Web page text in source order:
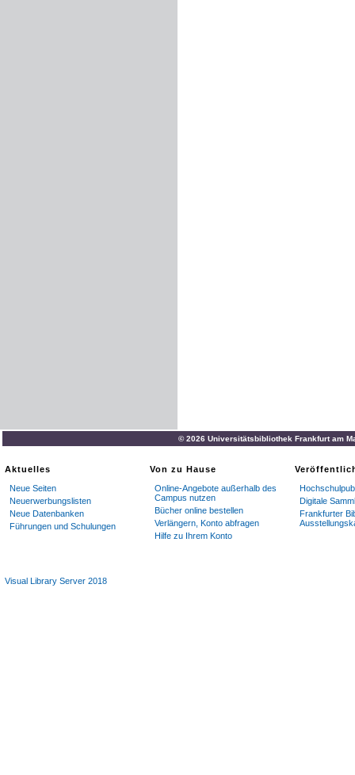
© 2026 Universitätsbibliothek Frankfurt am
Aktuelles
Neue Seiten
Neuerwerbungslisten
Neue Datenbanken
Führungen und Schulungen
Von zu Hause
Online-Angebote außerhalb des
Campus nutzen
Bücher online bestellen
Verlängern, Konto abfragen
Hilfe zu Ihrem Konto
Digitale
Frankfurter
Visual Library Server 2018